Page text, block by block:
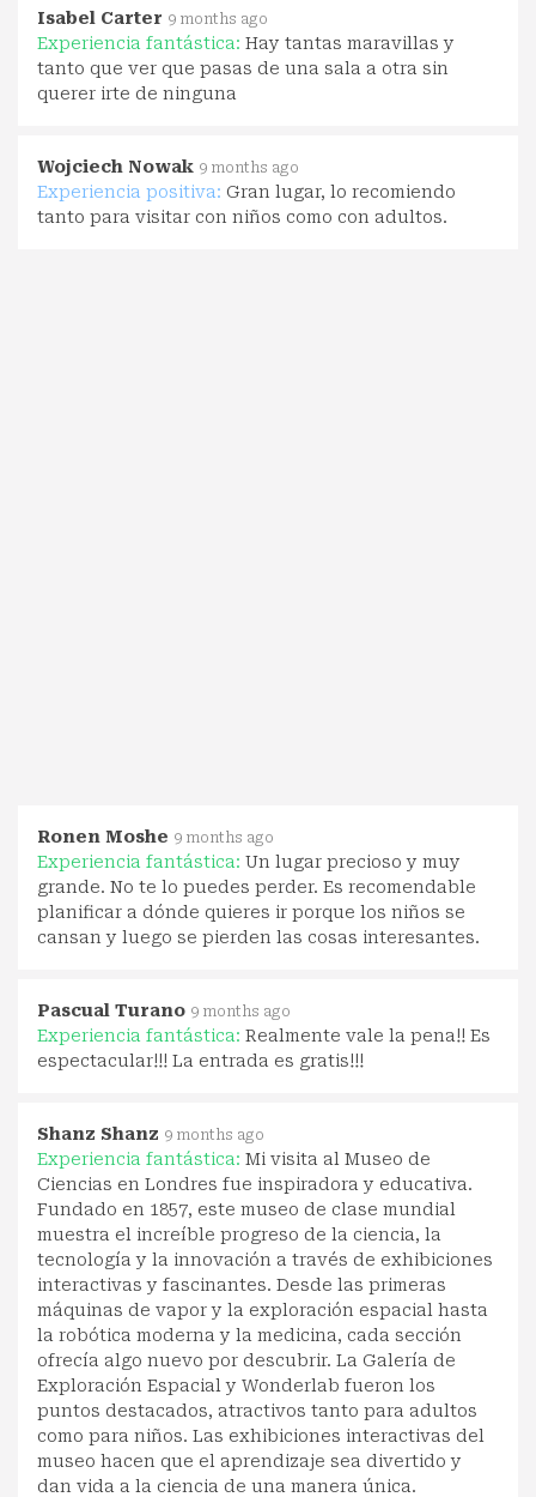
Isabel Carter 9 months ago
Experiencia fantástica: Hay tantas maravillas y
tanto que ver que pasas de una sala a otra sin
querer irte de ninguna
Wojciech Nowak 9 months ago
Experiencia positiva: Gran lugar, lo recomiendo
tanto para visitar con niños como con adultos.
Ronen Moshe 9 months ago
Experiencia fantástica: Un lugar precioso y muy
grande. No te lo puedes perder. Es recomendable
planificar a dónde quieres ir porque los niños se
cansan y luego se pierden las cosas interesantes.
Pascual Turano 9 months ago
Experiencia fantástica: Realmente vale la pena!! Es
espectacular!!! La entrada es gratis!!!
Shanz Shanz 9 months ago
Experiencia fantástica: Mi visita al Museo de
Ciencias en Londres fue inspiradora y educativa.
Fundado en 1857, este museo de clase mundial
muestra el increíble progreso de la ciencia, la
tecnología y la innovación a través de exhibiciones
interactivas y fascinantes. Desde las primeras
máquinas de vapor y la exploración espacial hasta
la robótica moderna y la medicina, cada sección
ofrecía algo nuevo por descubrir. La Galería de
Exploración Espacial y Wonderlab fueron los
puntos destacados, atractivos tanto para adultos
como para niños. Las exhibiciones interactivas del
museo hacen que el aprendizaje sea divertido y
dan vida a la ciencia de una manera única.